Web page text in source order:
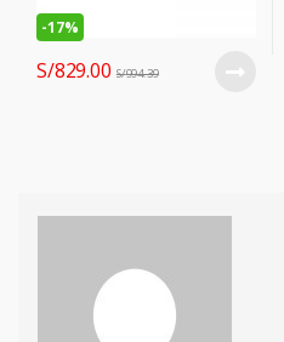
-17%
S/829.00 S/994.39